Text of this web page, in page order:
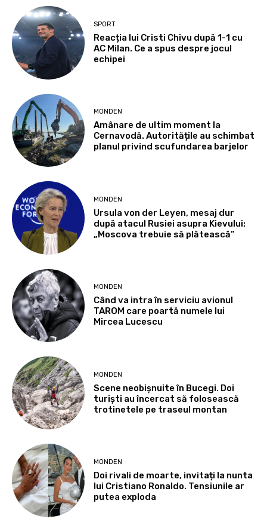
SPORT
Reacția lui Cristi Chivu după 1-1 cu
AC Milan. Ce a spus despre jocul
echipei
MONDEN
Amânare de ultim moment la
Cernavodă. Autoritățile au schimbat
planul privind scufundarea barjelor
MONDEN
Ursula von der Leyen, mesaj dur
după atacul Rusiei asupra Kievului:
„Moscova trebuie să plătească”
MONDEN
Când va intra în serviciu avionul
TAROM care poartă numele lui
Mircea Lucescu
MONDEN
Scene neobișnuite în Bucegi. Doi
turiști au încercat să folosească
trotinetele pe traseul montan
MONDEN
Doi rivali de moarte, invitați la nunta
lui Cristiano Ronaldo. Tensiunile ar
putea exploda